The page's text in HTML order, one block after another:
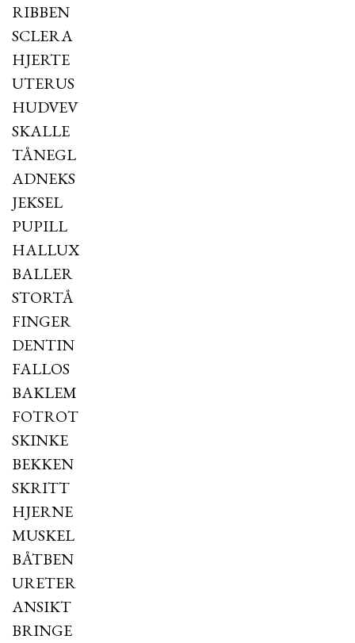
RIBBEN
SCLERA
HJERTE
UTERUS
HUDVEV
SKALLE
TÅNEGL
ADNEKS
JEKSEL
PUPILL
HALLUX
BALLER
STORTÅ
FINGER
DENTIN
FALLOS
BAKLEM
FOTROT
SKINKE
BEKKEN
SKRITT
HJERNE
MUSKEL
BÅTBEN
URETER
ANSIKT
BRINGE